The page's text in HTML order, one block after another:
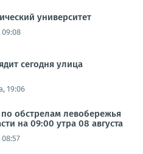
университет
сегодня улица
19:06
по обстрелам левобережья
на 09:00 утра 08 августа